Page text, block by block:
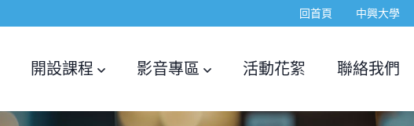
回首頁 中興大學
開設課程 影音專區 活動花絮 聯絡我們